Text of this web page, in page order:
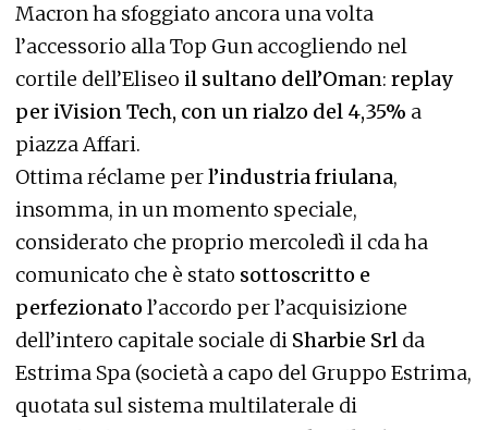
Macron ha sfoggiato ancora una volta
l’accessorio alla Top Gun accogliendo nel
cortile dell’Eliseo il sultano dell’Oman: replay
per iVision Tech, con un rialzo del 4,35% a
piazza Affari.
Ottima réclame perl’industria friulana,
insomma, in un momento speciale,
considerato che proprio mercoledì il cda ha
comunicato che è stato sottoscritto e
perfezionato l’accordo per l’acquisizione
dell’intero capitale sociale di Sharbie Srl da
Estrima Spa (società a capo del Gruppo Estrima,
quotata sul sistema multilaterale di